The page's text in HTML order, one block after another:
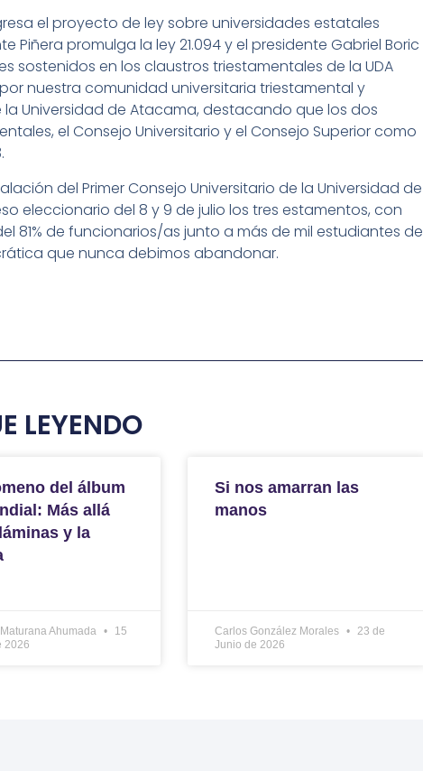
el proyecto de ley sobre universidades estatales
Piñera promulga la ley 21.094 y el presidente Gabriel Boric
en los claustros triestamentales de la UDA
nuestra comunidad universitaria triestamental y
Universidad de Atacama, destacando que los dos
el Consejo Universitario y el Consejo Superior como
del Primer Consejo Universitario de la Universidad de
eleccionario del 8 y 9 de julio los tres estamentos, con
81% de funcionarios/as junto a más de mil estudiantes de
que nunca debimos abandonar.
LEYENDO
del álbum
Más allá
y la
Ahumada
15
2026
Si nos amarran las
manos
Carlos González Morales
23 de
Junio de 2026